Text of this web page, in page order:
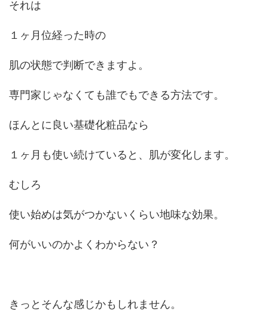
それは
１ヶ月位経った時の
肌の状態で判断できますよ。
専門家じゃなくても誰でもできる方法です。
ほんとに良い基礎化粧品なら
１ヶ月も使い続けていると、肌が変化します。
むしろ
使い始めは気がつかないくらい地味な効果。
何がいいのかよくわからない？
きっとそんな感じかもしれません。